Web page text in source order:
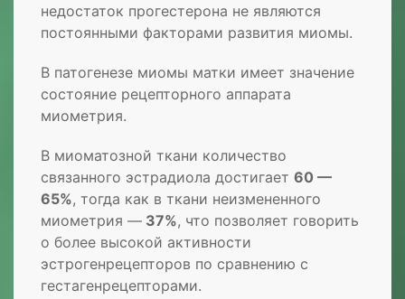
недостаток прогестерона не являются
постоянными факторами развития миомы.
В патогенезе миомы матки имеет значение
состояние рецепторного аппарата
миометрия.
В миоматозной ткани количество
связанного эстрадиола достигает 60 —
65%, тогда как в ткани неизмененного
миометрия — 37%, что позволяет говорить
о более высокой активности
эстрогенрецепторов по сравнению с
гестагенрецепторами.